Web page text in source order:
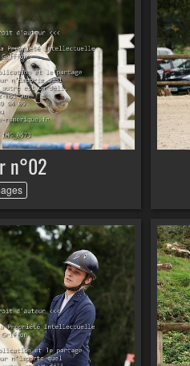
n°02